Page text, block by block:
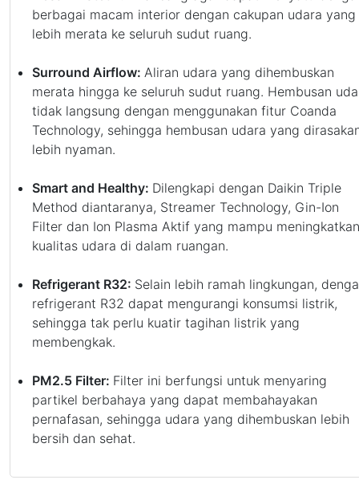
berbagai macam interior dengan cakupan udara yang
lebih merata ke seluruh sudut ruang.
Surround Airflow: Aliran udara yang dihembuskan
merata hingga ke seluruh sudut ruang. Hembusan
tidak langsung dengan menggunakan fitur Coanda
Technology, sehingga hembusan udara yang
lebih nyaman.
Smart and Healthy: Dilengkapi dengan Daikin Triple
Method diantaranya, Streamer Technology, Gin-Ion
Filter dan Ion Plasma Aktif yang mampu meningkatkan
kualitas udara di dalam ruangan.
Refrigerant R32: Selain lebih ramah lingkungan,
refrigerant R32 dapat mengurangi konsumsi listrik,
sehingga tak perlu kuatir tagihan listrik yang
membengkak.
PM2.5 Filter: Filter ini berfungsi untuk menyaring
partikel berbahaya yang dapat membahayakan
pernafasan, sehingga udara yang dihembuskan lebih
bersih dan sehat.